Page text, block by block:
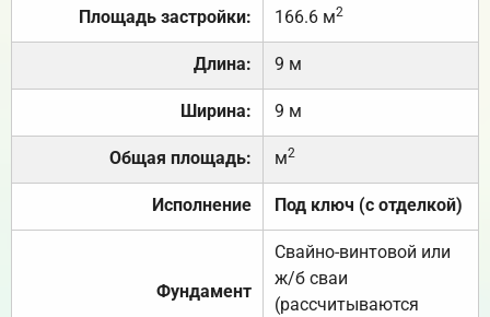
Площадь застройки: 166.6 м2
Длина: 9 м
Ширина: 9 м
Общая площадь: м2
Исполнение Под ключ (с отделкой)
Фундамент
Свайно-винтовой или
ж/б сваи
(рассчитываются